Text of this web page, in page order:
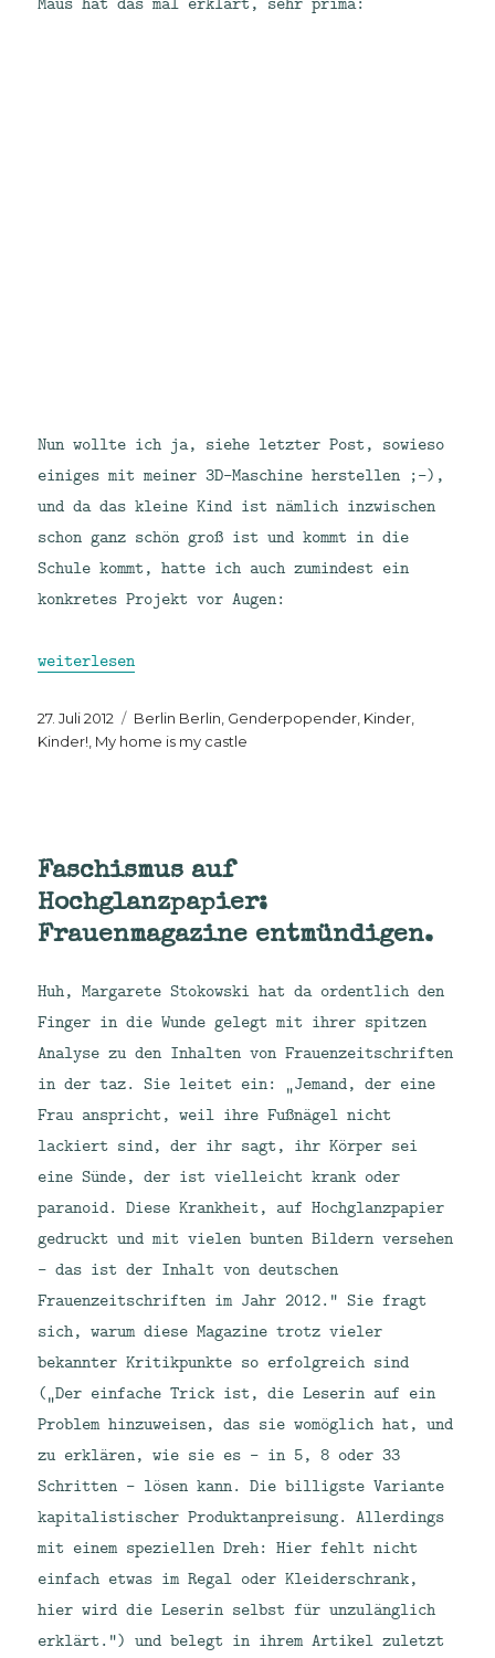
Nun wollte ich ja, siehe letzter Post, sowieso
einiges mit meiner 3D-Maschine herstellen ;-),
und da das kleine Kind ist nämlich inzwischen
schon ganz schön groß ist und kommt in die
Schule kommt, hatte ich auch zumindest ein
konkretes Projekt vor Augen:
„Die Sewing Machine. So ähnlich wie ein 3D-
weiterlesen
Veröffentlicht
am
27. Juli 2012 Kategorien
Berlin Berlin Genderpopender Kinder,
Kinder! My home is my castle
Faschismus auf
Hochglanzpapier:
Frauenmagazine entmündigen.
Huh, Margarete Stokowski hat da ordentlich den
Finger in die Wunde gelegt mit ihrer spitzen
Analyse zu den Inhalten von Frauenzeitschriften
in der taz. Sie leitet ein: „Jemand, der eine
Frau anspricht, weil ihre Fußnägel nicht
lackiert sind, der ihr sagt, ihr Körper sei
eine Sünde, der ist vielleicht krank oder
paranoid. Diese Krankheit, auf Hochglanzpapier
gedruckt und mit vielen bunten Bildern versehen
– das ist der Inhalt von deutschen
Frauenzeitschriften im Jahr 2012.“ Sie fragt
sich, warum diese Magazine trotz vieler
bekannter Kritikpunkte so erfolgreich sind
(„Der einfache Trick ist, die Leserin auf ein
Problem hinzuweisen, das sie womöglich hat, und
zu erklären, wie sie es – in 5, 8 oder 33
Schritten – lösen kann. Die billigste Variante
kapitalistischer Produktanpreisung. Allerdings
mit einem speziellen Dreh: Hier fehlt nicht
einfach etwas im Regal oder Kleiderschrank,
hier wird die Leserin selbst für unzulänglich
erklärt.“) und belegt in ihrem Artikel zuletzt